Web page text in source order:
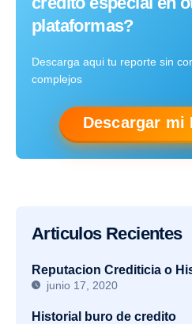
plataformas?
Descarga aqui tu reporte sin
complejos
Descargar mi
Articulos Recientes
Reputacion Crediticia o
junio 17, 2020
Historial buro de credito